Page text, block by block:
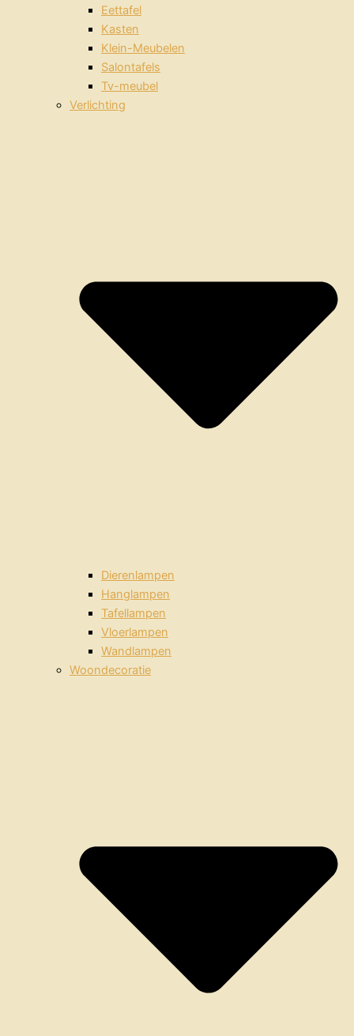
Eettafel
Kasten
Klein-Meubelen
Salontafels
Tv-meubel
Verlichting
Dierenlampen
Hanglampen
Tafellampen
Vloerlampen
Wandlampen
Woondecoratie